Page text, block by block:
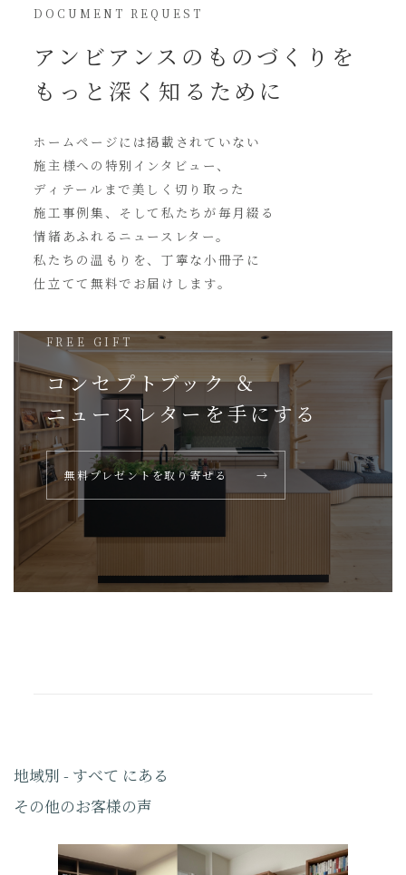
DOCUMENT REQUEST
アンビアンスの ものづくりを
もっと深く知るために
ホームページには掲載されていない
施主様への特別インタビュー、
ディテールまで美しく切り取った
施工事例集、そして私たちが毎月綴る
情緒あふれるニュースレター。
私たちの温もりを、丁寧な小冊子に
仕立てて無料でお届けします。
FREE GIFT
コンセプトブック ＆
ニュースレターを手にする
無料プレゼントを取り寄せる →
地域別 - すべて にある
その他のお客様の声